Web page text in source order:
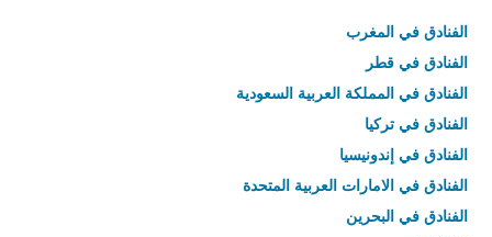
الفنادق في المغرب
الفنادق في قطر
الفنادق في المملكة العربية السعودية
الفنادق في تركيا
الفنادق في إندونيسيا
الفنادق في الامارات العربية المتحدة
الفنادق في البحرين